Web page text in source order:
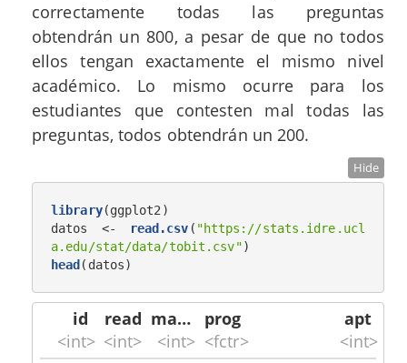
correctamente todas las preguntas
obtendrán un 800, a pesar de que no todos
ellos tengan exactamente el mismo nivel
académico. Lo mismo ocurre para los
estudiantes que contesten mal todas las
preguntas, todos obtendrán un 200.
Hide
library(ggplot2)
datos <-
read.csv ( "https://stats.idre.ucl
a.edu/stat/data/tobit.csv"
head (datos)
id
<int>
read
<int>
math
<int>
prog
<fctr>
apt
<int>